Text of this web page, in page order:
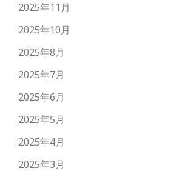
2025年11月
2025年10月
2025年8月
2025年7月
2025年6月
2025年5月
2025年4月
2025年3月